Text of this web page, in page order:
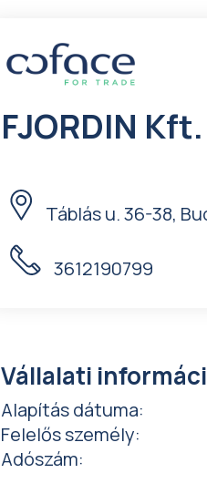
FJORDIN Kft.
Táblás u. 36-38,
3612190799
Vállalati
Alapítás dátuma:
Felelős személy:
Adószám: